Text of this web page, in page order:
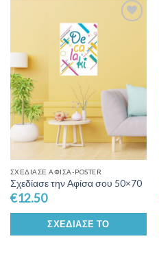
ΣΧΕΔΊΑΣΕ ΑΦΊΣΑ-POSTER
Σχεδίασε την Αφίσα σου 50×70
€12.50
ΣΧΕΔΊΑΣΕ ΤΟ